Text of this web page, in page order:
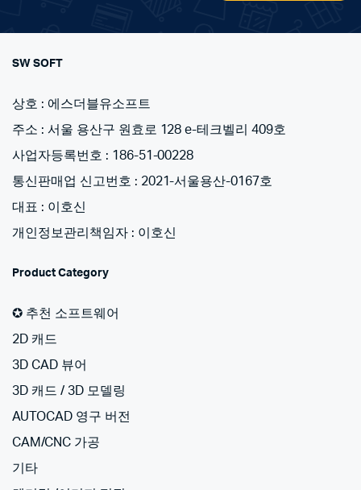
SW SOFT
상호 : 에스더블유소프트
주소 : 서울 용산구 원효로 128 e-테크벨리 409호
사업자등록번호 : 186-51-00228
통신판매업 신고번호 : 2021-서울용산-0167호
대표 : 이호신
개인정보관리책임자 : 이호신
Product Category
✪ 추천 소프트웨어
2D 캐드
3D CAD 뷰어
3D 캐드 / 3D 모델링
AUTOCAD 영구 버전
CAM/CNC 가공
기타